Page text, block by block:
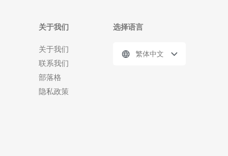
关于我们
关于我们
联系我们
部落格
隐私政策
选择语言
繁体中文